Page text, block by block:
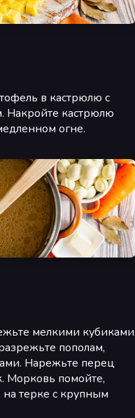
в кастрюлю с
кастрюлю
огне.
мелкими
пополам,
Нарежьте перец
Морковь помойте,
на терке с крупным